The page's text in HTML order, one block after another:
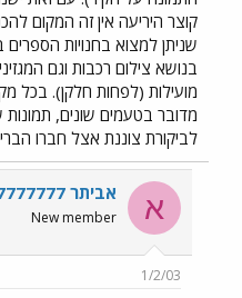
קוצר היריעה אין זה המקום
שניתן למצוא בחנויות
בנושא צילום רכבות וגם
מועילות (לפחות חלקן). בכל
מדובר בטעמים שונים, תמונות
לביקורת צוננת אצל חברו
א אביתר 777777777
New member
1/2/03